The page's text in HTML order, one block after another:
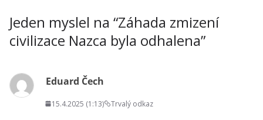
Jeden myslel na “Záhada zmizení
civilizace Nazca byla odhalena”
Eduard Čech
15.4.2025 (1:13) Trvalý odkaz